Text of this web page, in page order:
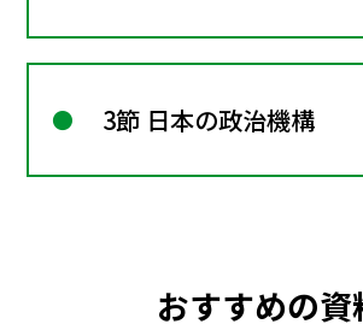
3節 日本の政治機構
おすすめの資